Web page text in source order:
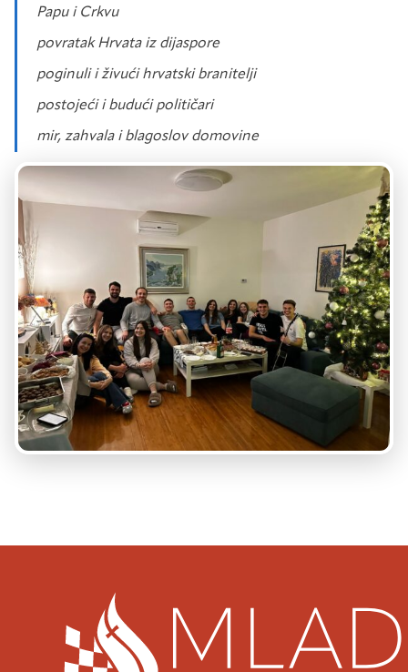
Papu i Crkvu
Povratak Hrvata iz dijaspore
Poginuli i živući hrvatski branitelji
Postojeći i budući političari
Mir, zahvala i blagoslov domovine